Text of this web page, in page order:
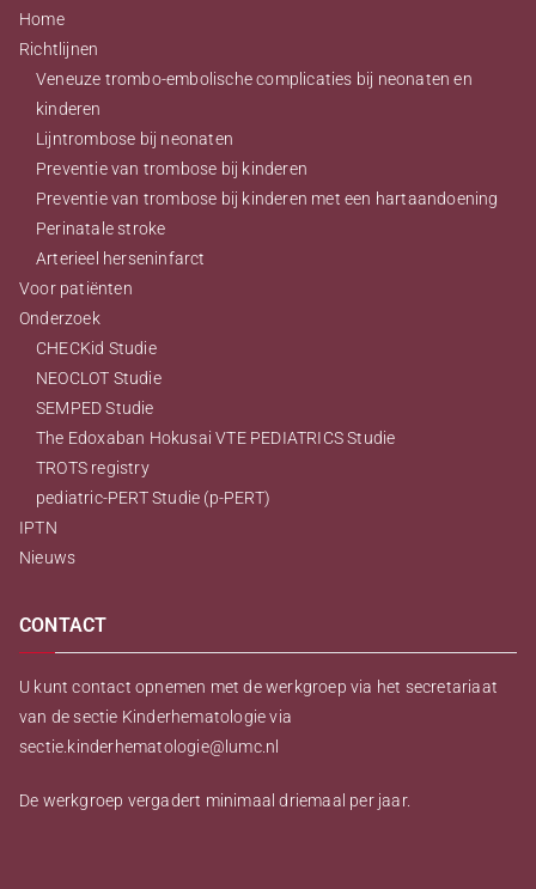
Home
Richtlijnen
Veneuze trombo-embolische complicaties bij neonaten en
kinderen
Lijntrombose bij neonaten
Preventie van trombose bij kinderen
Preventie van trombose bij kinderen met een hartaandoening
Perinatale stroke
Arterieel herseninfarct
Voor patiënten
Onderzoek
CHECKid Studie
NEOCLOT Studie
SEMPED Studie
The Edoxaban Hokusai VTE PEDIATRICS Studie
TROTS registry
pediatric-PERT Studie (p-PERT)
IPTN
Nieuws
CONTACT
U kunt contact opnemen met de werkgroep via het secretariaat
van de sectie Kinderhematologie via
sectie.kinderhematologie@lumc.nl
De werkgroep vergadert minimaal driemaal per jaar.